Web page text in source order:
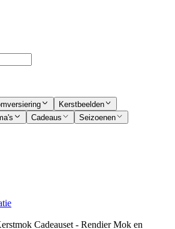
Kerstbeelden
Cadeaus Seizoenen
Cadeauset - Rendier Mok en